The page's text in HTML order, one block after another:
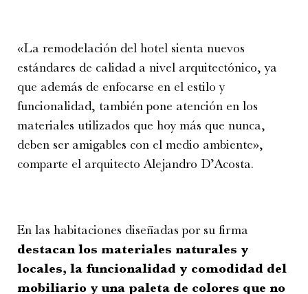
«La remodelación del hotel sienta nuevos
estándares de calidad a nivel arquitectónico, ya
que además de enfocarse en el estilo y
funcionalidad, también pone atención en los
materiales utilizados que hoy más que nunca,
deben ser amigables con el medio ambiente»,
comparte el arquitecto Alejandro D’Acosta.
En las habitaciones diseñadas por su firma
destacan los materiales naturales y
locales, la funcionalidad y comodidad del
mobiliario y una paleta de colores que no